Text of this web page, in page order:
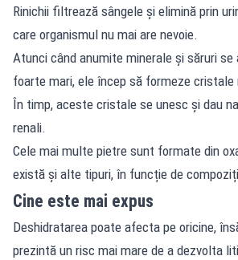
Rinichii filtrează sângele și elimină prin
care organismul nu mai are nevoie.
Atunci când anumite minerale și săruri
foarte mari, ele încep să formeze cristale
În timp, aceste cristale se unesc și dau
renali.
Cele mai multe pietre sunt formate din
există și alte tipuri, în funcție de
Cine este mai expus
Deshidratarea poate afecta pe oricine,
prezintă un risc mai mare de a dezvolta